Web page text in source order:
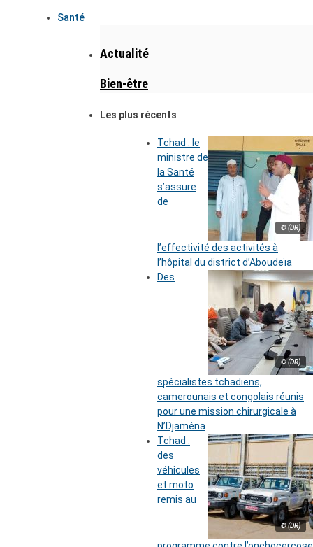
Santé
Actualité
Bien-être
Les plus récents
© (DR)
Tchad : le
ministre de
la Santé
s’assure
de
l’effectivité des activités à
l’hôpital du district d’Aboudeïa
© (DR)
Des
spécialistes tchadiens,
camerounais et congolais réunis
pour une mission chirurgicale à
N’Djaména
© (DR)
Tchad :
des
véhicules
et moto
remis au